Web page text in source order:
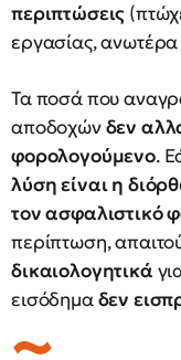
περιπτώσεις
εργασίας, ανωτέρα
Τα ποσά που
αποδοχώνδεν
φορολογούμενο.
λύση είναι η
τον ασφαλιστικό
περίπτωση,
δικαιολογητικά
εισόδημαδεν